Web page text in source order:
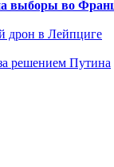
выборы во
дрон в Лейпциге
решением Путина